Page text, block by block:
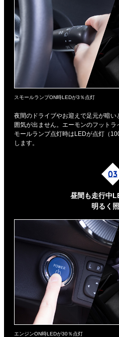
スモールランプON時LEDが3％点灯
夜間のドライブやお迎えで足元が暗
囲気が出ません。エーモンのフット
モールランプ点灯時はLEDが点灯（
します。
昼間も走行中
明るく
エンジンON時LEDが30％点灯